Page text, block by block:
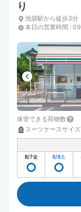
り
池袋駅から徒歩3分
本日の営業時間 :
保管できる荷物数
スーツケースサイズ
8/7金 8/8土